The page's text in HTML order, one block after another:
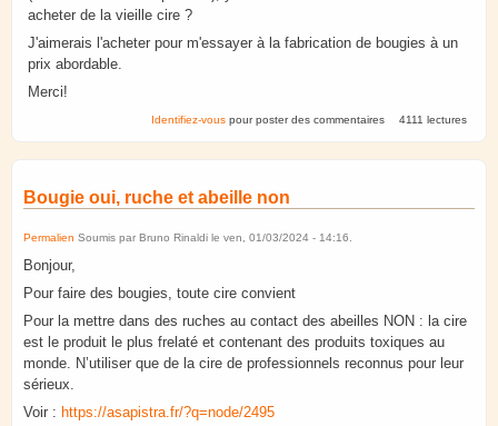
acheter de la vieille cire ?
J'aimerais l'acheter pour m'essayer à la fabrication de bougies à un
prix abordable.
Merci!
Identifiez-vous pour poster des commentaires 4111 lectures
Bougie oui, ruche et abeille non
Permalien Soumis par Bruno Rinaldi le ven, 01/03/2024 - 14:16
Bonjour,
Pour faire des bougies, toute cire convient
Pour la mettre dans des ruches au contact des abeilles NON : la cire
est le produit le plus frelaté et contenant des produits toxiques au
monde. N’utiliser que de la cire de professionnels reconnus pour leur
sérieux.
Voir : https://asapistra.fr/?q=node/2495